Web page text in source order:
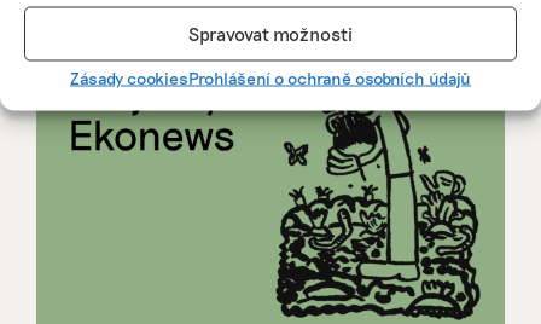
Spravovat možnosti
Zásady cookiesProhlášení o ochraně osobních údajů